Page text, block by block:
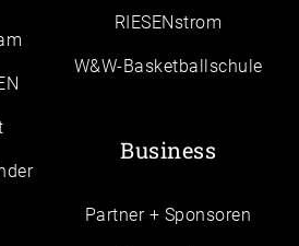
RIESENstrom
W&W-Basketballschule
Business
Partner + Sponsoren